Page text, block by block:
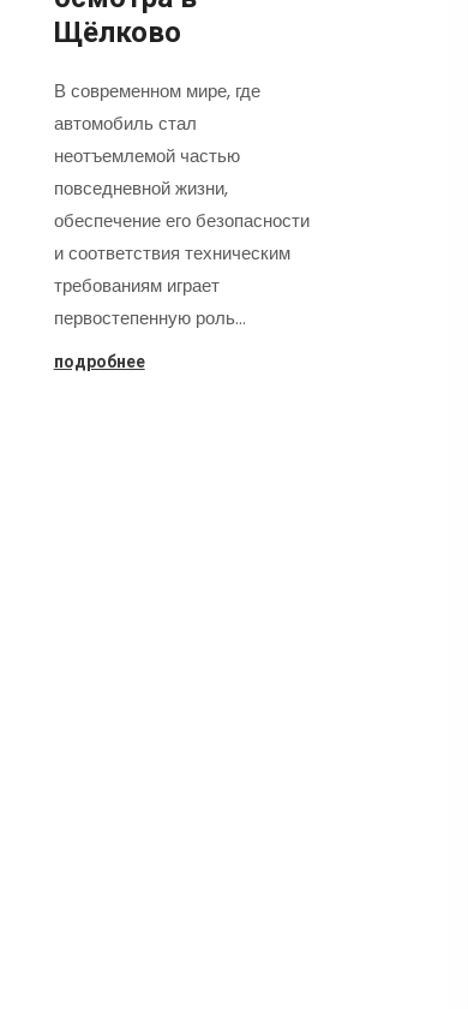
Щёлково
В современном мире, где
автомобиль стал
неотъемлемой частью
повседневной жизни,
обеспечение его безопасности
и соответствия техническим
требованиям играет
первостепенную роль…
подробнее